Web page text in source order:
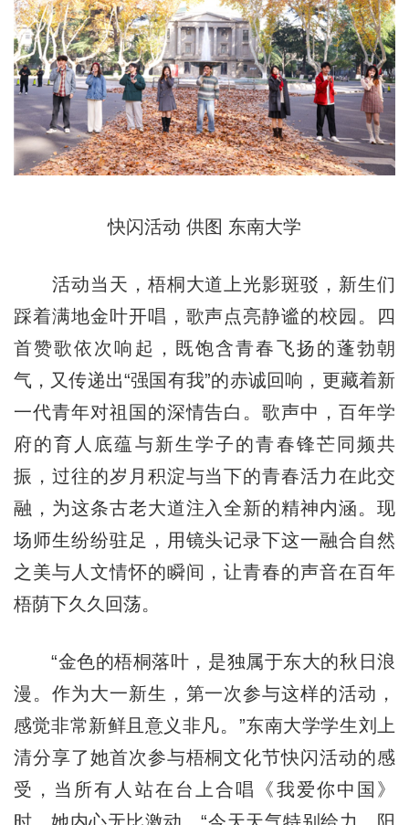
快闪活动 供图 东南大学
活动当天，梧桐大道上光影斑驳，新生们
踩着满地金叶开唱，歌声点亮静谧的校园。四
首赞歌依次响起，既饱含青春飞扬的蓬勃朝
气，又传递出“强国有我”的赤诚回响，更藏着新
一代青年对祖国的深情告白。歌声中，百年学
府的育人底蕴与新生学子的青春锋芒同频共
振，过往的岁月积淀与当下的青春活力在此交
融，为这条古老大道注入全新的精神内涵。现
场师生纷纷驻足，用镜头记录下这一融合自然
之美与人文情怀的瞬间，让青春的声音在百年
梧荫下久久回荡。
“金色的梧桐落叶，是独属于东大的秋日浪
漫。作为大一新生，第一次参与这样的活动，
感觉非常新鲜且意义非凡。”东南大学学生刘上
清分享了她首次参与梧桐文化节快闪活动的感
受，当所有人站在台上合唱《我爱你中国》